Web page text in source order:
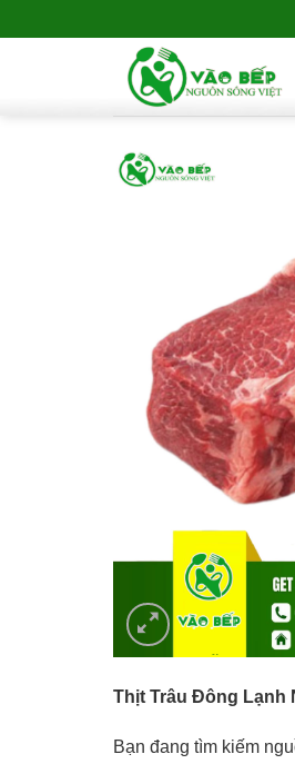
Thịt Trâu Đông Lạnh
Bạn đang tìm kiếm